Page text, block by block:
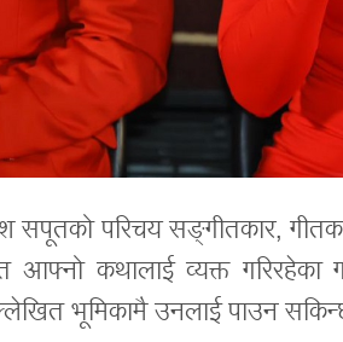
सपूतको परिचय सङ्गीतकार,
आफ्नो कथालाई व्यक्त
भूमिकामै उनलाई पाउन